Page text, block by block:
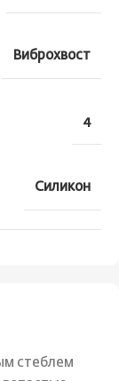
стеблем
Виброхвост
4
Силикон